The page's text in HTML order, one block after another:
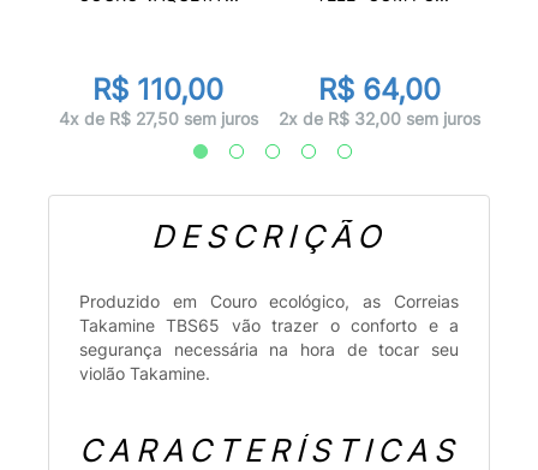
R$ 110,00
4x de R$ 27,50 sem juros
R$ 64,00
2x de R$ 32,00 sem juros
DESCRIÇÃO
Produzido em Couro ecológico, as Correias
Takamine TBS65 vão trazer o conforto e a
segurança necessária na hora de tocar seu
violão Takamine.
CARACTERÍSTICAS